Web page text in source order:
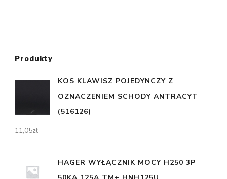
Produkty
KOS KLAWISZ POJEDYNCZY Z
OZNACZENIEM SCHODY ANTRACYT
(516126)
11,05zł
HAGER WYŁĄCZNIK MOCY H250 3P